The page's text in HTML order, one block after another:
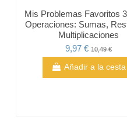
Mis Problemas Favoritos
Operaciones: Sumas,
Multiplicaciones
9,97 € 10,49 €
Añadir a la cesta